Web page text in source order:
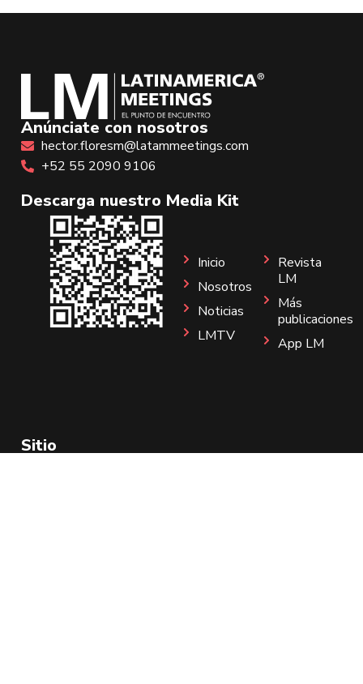
Anúnciate con nosotros
hector.floresm@latammeetings.com
+52 55 2090 9106
Descarga nuestro Media Kit
Sitio
Inicio
Nosotros
Noticias
LMTV
Revista
LM
Más
publicaciones
App LM